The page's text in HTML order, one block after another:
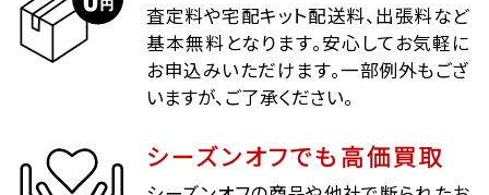
査定料や宅配キット配送料、出張料など
基本無料となります。安心してお気軽に
お申込みいただけます。一部例外もござ
いますが、ご了承ください。
シーズンオフでも高価買取